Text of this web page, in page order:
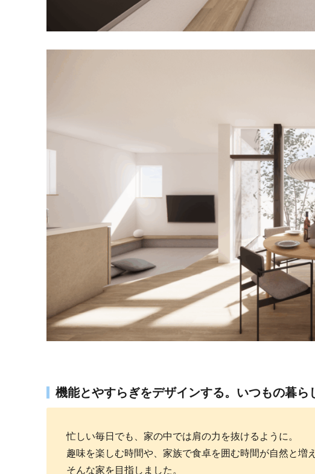
機能とやすらぎをデザインする。いつもの暮ら
忙しい毎日でも、家の中では肩の力を抜けるように。
趣味を楽しむ時間や、家族で食卓を囲む時間が自然と増
そんな家を目指しました。